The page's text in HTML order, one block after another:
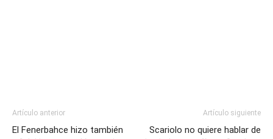
Artículo anterior
El Fenerbahce hizo también
Artículo siguiente
Scariolo no quiere hablar de